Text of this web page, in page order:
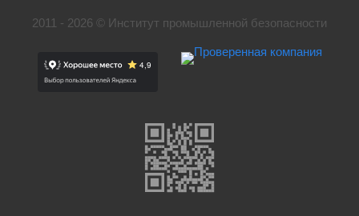
2011 - 2026 © Институт промышленной безопасности